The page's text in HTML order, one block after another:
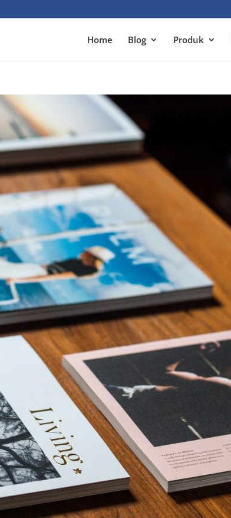
Home Blog Produk